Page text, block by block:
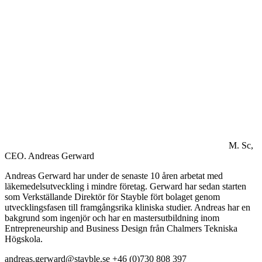
M. Sc,
CEO. Andreas Gerward
Andreas Gerward har under de senaste 10 åren arbetat med
läkemedelsutveckling i mindre företag. Gerward har sedan starten
som Verkställande Direktör för Stayble fört bolaget genom
utvecklingsfasen till framgångsrika kliniska studier. Andreas har en
bakgrund som ingenjör och har en mastersutbildning inom
Entrepreneurship and Business Design från Chalmers Tekniska
Högskola.
andreas.gerward@stayble.se +46 (0)730 808 397